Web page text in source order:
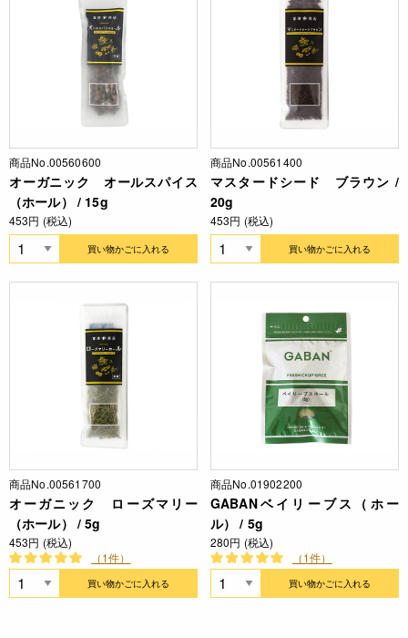
商品No.00560600
オーガニック オールスパイス
（ホール） / 15g
453円 (税込)
買い物かごに入れる
商品No.00561400
マスタードシード ブラウン /
20g
453円 (税込)
買い物かごに入れる
商品No.00561700
オーガニック ローズマリー
（ホール） / 5g
453円 (税込)
（1件）
買い物かごに入れる
商品No.01902200
GABANベイリーブス（ホー
ル） / 5g
280円 (税込)
（1件）
買い物かごに入れる